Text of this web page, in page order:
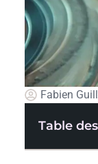
Fabien
Table